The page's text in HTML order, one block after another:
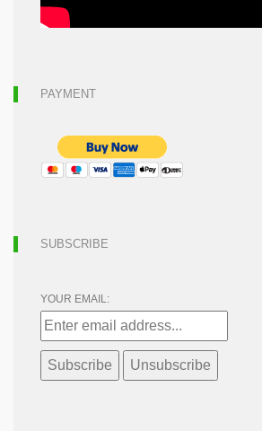
PAYMENT
SUBSCRIBE
YOUR EMAIL: